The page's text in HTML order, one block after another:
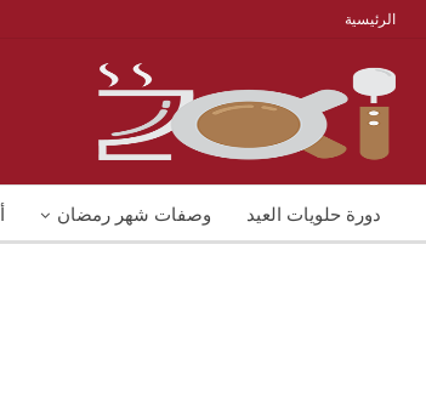
الرئيسية
دورة حلويات العيد وصفات شهر رمضان